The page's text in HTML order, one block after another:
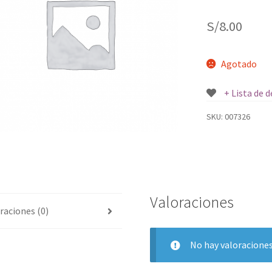
S/8.00
Agotado
+ Lista de
SKU: 007326
(0) Valoraciones
No hay